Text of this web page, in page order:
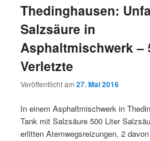
Thedinghausen:
Salzsäure in
Asphaltmischwerk –
Verletzte
Veröffentlicht am27. Mai 2016
In einem Asphaltmischwerk in
Tank mit Salzsäure 500 Liter
erlitten Atemwegsreizungen, 2